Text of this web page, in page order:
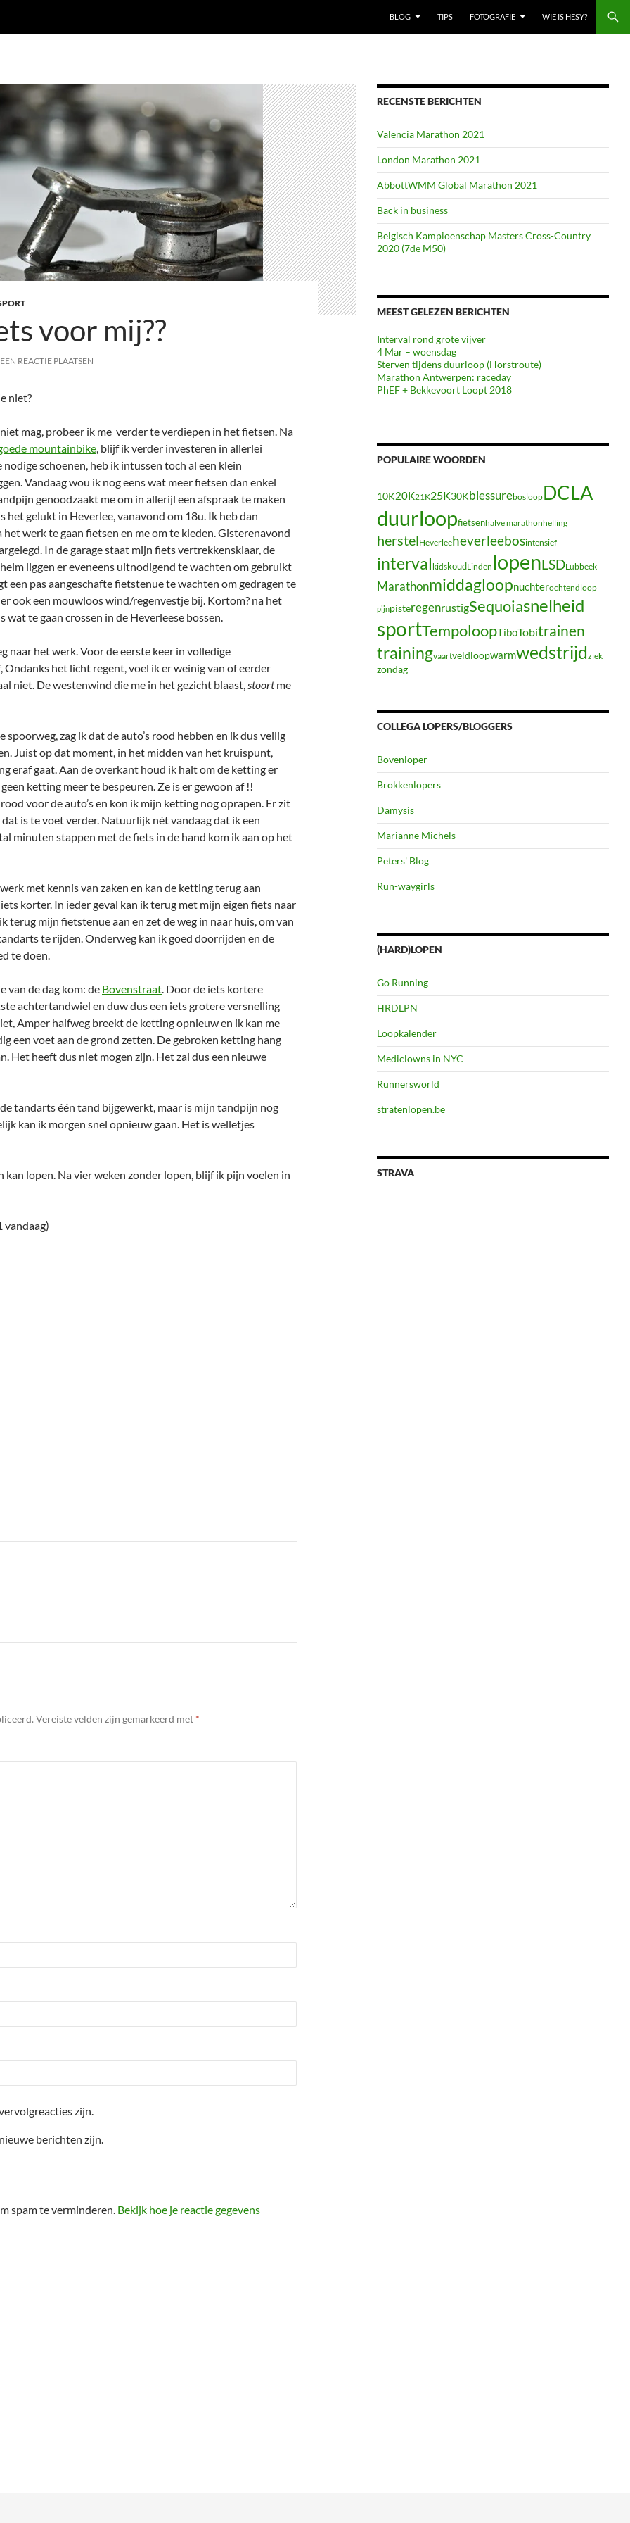
BLOG TIPS FOTOGRAFIE WIE IS HESY?
voor mij??
EEN REACTIE PLAATSEN
niet?
mag, probeer ik me verder te verdiepen in het fietsen. Na
mountainbike, blijf ik verder investeren in allerlei
schoenen, heb ik intussen toch al een klein
Vandaag wou ik nog eens wat meer fietsen dan enkel
genoodzaakt me om in allerijl een afspraak te maken
het gelukt in Heverlee, vanavond om 18u. Ik heb dan
werk te gaan fietsen en me om te kleden. Gisterenavond
In de garage staat mijn fiets vertrekkensklaar, de
liggen er eveneens uitnodigend te wachten om gebruikt
een pas aangeschafte fietstenue te wachten om gedragen te
ook een mouwloos wind/regenvestje bij. Kortom? na het
wat te gaan crossen in de Heverleese bossen.
naar het werk. Voor de eerste keer in volledige
het licht regent, voel ik er weinig van of eerder
niet. De westenwind die me in het gezicht blaast,stoortme
zag ik dat de auto’s rood hebben en ik dus veilig
Juist op dat moment, in het midden van het kruispunt,
eraf gaat. Aan de overkant houd ik halt om de ketting er
ketting meer te bespeuren. Ze is er gewoon af !!
voor de auto’s en kon ik mijn ketting nog oprapen. Er zit
is te voet verder. Natuurlijk nét vandaag dat ik een
minuten stappen met de fiets in de hand kom ik aan op het
met kennis van zaken en kan de ketting terug aan
korter. In ieder geval kan ik terug met mijn eigen fiets naar
terug mijn fietstenue aan en zet de weg in naar huis, om van
te rijden. Onderweg kan ik goed doorrijden en de
te doen.
van de dag kom: de Bovenstraat. Door de iets kortere
achtertandwiel en duw dus een iets grotere versnelling
Amper halfweg breekt de ketting opnieuw en ik kan me
een voet aan de grond zetten. De gebroken ketting hang
Het heeft dus niet mogen zijn. Het zal dus een nieuwe
tandarts één tand bijgewerkt, maar is mijn tandpijn nog
kan ik morgen snel opnieuw gaan. Het is welletjes
kan lopen. Na vier weken zonder lopen, blijf ik pijn voelen in
vandaag)
Vereiste velden zijn gemarkeerd met *
zijn.
berichten zijn.
spam te verminderen. Bekijk hoe je reactie gegevens
RECENSTE BERICHTEN
Valencia Marathon 2021
London Marathon 2021
AbbottWMM Global Marathon 2021
Back in business
Belgisch Kampioenschap Masters Cross-Country
2020 (7de M50)
MEEST GELEZEN BERICHTEN
Interval rond grote vijver
4 Mar – woensdag
Sterven tijdens duurloop (Horstroute)
Marathon Antwerpen: raceday
PhEF + Bekkevoort Loopt 2018
POPULAIRE WOORDEN
10K20K21K25K30KblessurebosloopDCLA
duurloopfietsenhalve marathonhelling
herstelHeverleeheverleebosintensief
interval kidskoudLinden lopenLSDLubbeek
Marathonmiddagloopnuchterochtendloop
pijnpisteregenrustigSequoiasnelheid
sportTempoloopTiboTobitrainen
trainingvaartveldloopwarmwedstrijdziek
zondag
COLLEGA LOPERS/BLOGGERS
Bovenloper
Brokkenlopers
Damysis
Marianne Michels
Peters' Blog
Run-waygirls
(HARD)LOPEN
Go Running
HRDLPN
Loopkalender
Mediclowns in NYC
Runnersworld
stratenlopen.be
STRAVA